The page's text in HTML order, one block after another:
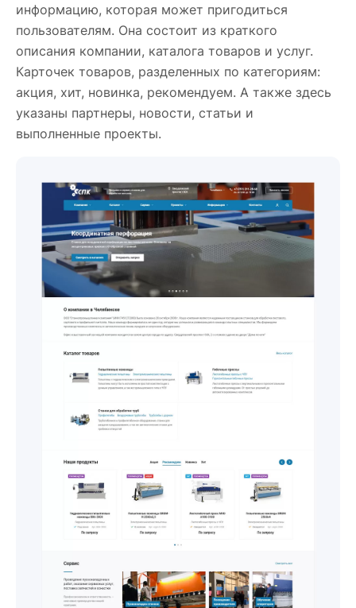
информацию, которая может пригодиться
пользователям. Она состоит из краткого
описания компании, каталога товаров и услуг.
Карточек товаров, разделенных по категориям:
акция, хит, новинка, рекомендуем. А также здесь
указаны партнеры, новости, статьи и
выполненные проекты.